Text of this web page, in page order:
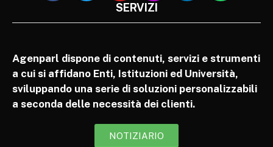
SERVIZI
Agenparl dispone di contenuti, servizi e strumenti
a cui si affidano Enti, Istituzioni ed Università,
sviluppando una serie di soluzioni personalizzabili
a seconda delle necessità dei clienti.
NOTIZIARIO